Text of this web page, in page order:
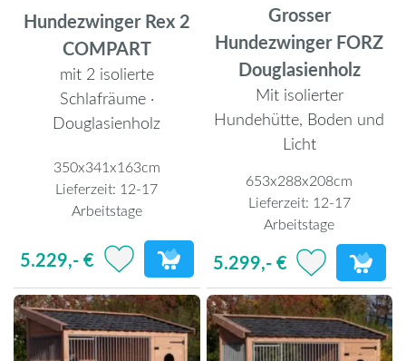
Hundezwinger Rex 2
COMPART
mit 2 isolierte
Schlafräume ·
Douglasienholz
350x341x163cm
Lieferzeit: 12-17
Arbeitstage
5.229,- €
Grosser
Hundezwinger FORZ
Douglasienholz
Mit isolierter
Hundehütte, Boden und
Licht
653x288x208cm
Lieferzeit: 12-17
Arbeitstage
5.299,- €